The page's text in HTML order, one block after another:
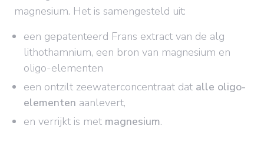
magnesium. Het is samengesteld uit:
een gepatenteerd Frans extract van de alg
lithothamnium, een bron van magnesium en
oligo-elementen
een ontzilt zeewaterconcentraat dat alle oligo-
elementen aanlevert,
en verrijkt is met magnesium.